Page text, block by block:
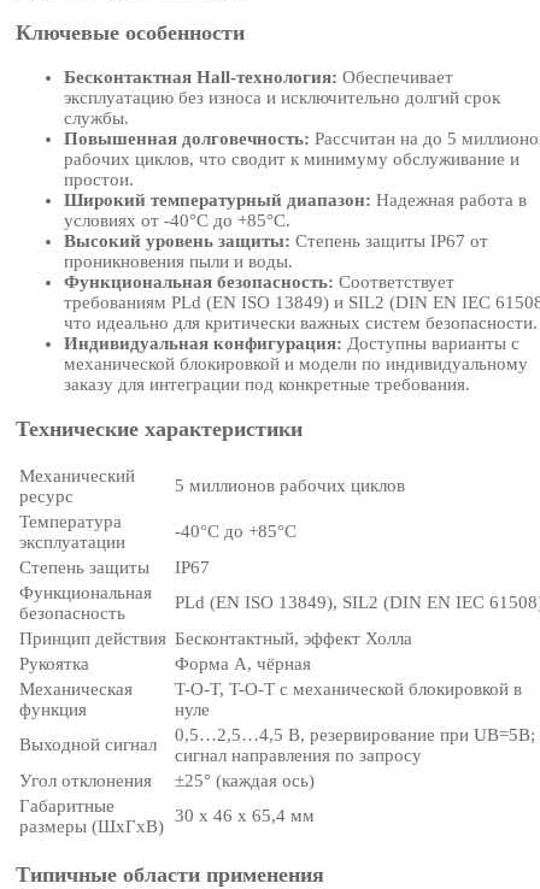
Ключевые особенности
Бесконтактная Hall-технология: Обеспечивает
эксплуатацию без износа и исключительно долгий срок
службы.
Повышенная долговечность: Рассчитан на до 5
рабочих циклов, что сводит к минимуму обслуживание и
простои.
Широкий температурный диапазон: Надежная работа в
условиях от -40°C до +85°C.
Высокий уровень защиты: Степень защиты IP67 от
проникновения пыли и воды.
Функциональная безопасность: Соответствует
требованиям PLd (EN ISO 13849) и SIL2 (DIN EN IEC
что идеально для критически важных систем безопасности.
Индивидуальная конфигурация: Доступны варианты с
механической блокировкой и модели по индивидуальному
заказу для интеграции под конкретные требования.
Технические характеристики
Механический
ресурс
5 миллионов рабочих циклов
Температура
эксплуатации
-40°C до +85°C
Степень защиты
IP67
Функциональная
безопасность
PLd (EN ISO 13849), SIL2 (DIN EN IEC
Принцип действия Бесконтактный, эффект Холла
Рукоятка
Форма A, чёрная
Механическая
функция
T-O-T, T-O-T с механической блокировкой в
нуле
Выходной сигнал
0,5…2,5…4,5 В, резервирование при UB=5В;
сигнал направления по запросу
Угол отклонения
±25° (каждая ось)
Габаритные
размеры (ШxГxВ)
30 x 46 x 65,4 мм
Типичные области применения